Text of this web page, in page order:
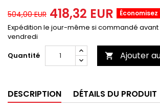
504,00 EUR 418,32 EUR Économisez
Expédition le jour-même si commandé avant
vendredi
Quantité
 Ajouter
DESCRIPTION DÉTAILS DU PRODUIT